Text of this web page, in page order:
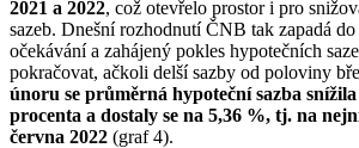
2021 a 2022, což otevřelo prostor i pro
sazeb. Dnešní rozhodnutí ČNB tak zapadá
očekávání a zahájený pokles hypotečních
pokračovat, ačkoli delší sazby od poloviny
únoru se průměrná hypoteční sazba
procenta a dostaly se na 5,36 %, tj. na
června 2022 (graf 4).